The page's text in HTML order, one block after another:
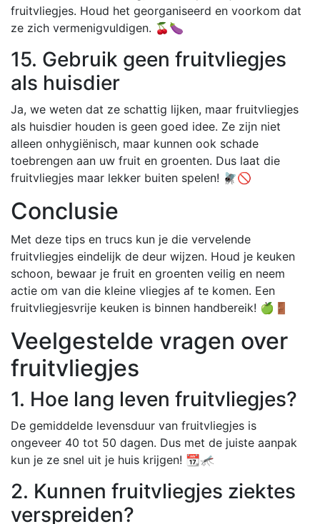
fruitvliegjes. Houd het georganiseerd en voorkom dat
ze zich vermenigvuldigen. 🍒🍆
15. Gebruik geen fruitvliegjes
als huisdier
Ja, we weten dat ze schattig lijken, maar fruitvliegjes
als huisdier houden is geen goed idee. Ze zijn niet
alleen onhygiënisch, maar kunnen ook schade
toebrengen aan uw fruit en groenten. Dus laat die
fruitvliegjes maar lekker buiten spelen! 🪰🚫
Conclusie
Met deze tips en trucs kun je die vervelende
fruitvliegjes eindelijk de deur wijzen. Houd je keuken
schoon, bewaar je fruit en groenten veilig en neem
actie om van die kleine vliegjes af te komen. Een
fruitvliegjesvrije keuken is binnen handbereik! 🍏🚪
Veelgestelde vragen over
fruitvliegjes
1. Hoe lang leven fruitvliegjes?
De gemiddelde levensduur van fruitvliegjes is
ongeveer 40 tot 50 dagen. Dus met de juiste aanpak
kun je ze snel uit je huis krijgen! 📆🦟
2. Kunnen fruitvliegjes ziektes
verspreiden?